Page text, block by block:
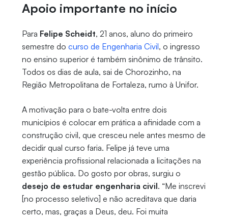
Apoio importante no início
Para Felipe Scheidt, 21 anos, aluno do primeiro
semestre do curso de Engenharia Civil, o ingresso
no ensino superior é também sinônimo de trânsito.
Todos os dias de aula, sai de Chorozinho, na
Região Metropolitana de Fortaleza, rumo à Unifor.
A motivação para o bate-volta entre dois
municípios é colocar em prática a afinidade com a
construção civil, que cresceu nele antes mesmo de
decidir qual curso faria. Felipe já teve uma
experiência profissional relacionada a licitações na
gestão pública. Do gosto por obras, surgiu o
desejo de estudar engenharia civil. “Me inscrevi
[no processo seletivo] e não acreditava que daria
certo, mas, graças a Deus, deu. Foi muita